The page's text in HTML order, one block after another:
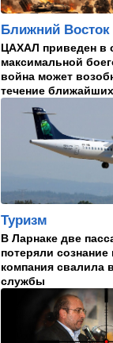
Человек-
высших
Ирана
слухи
16:20 Общество
Помогите
Мария из
Ближний
В
страны
"исламский
15:25 Общество
"Общие
русские
"новую
Ближний Восток
ЦАХАЛ приведен в
максимальной
война может
течение
Туризм
В Ларнаке две
потеряли сознание
компания свалила
службы